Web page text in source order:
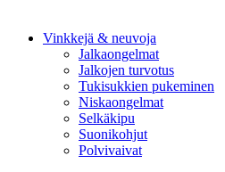
Vinkkejä & neuvoja
Jalkaongelmat
Jalkojen turvotus
Tukisukkien pukeminen
Niskaongelmat
Selkäkipu
Suonikohjut
Polvivaivat